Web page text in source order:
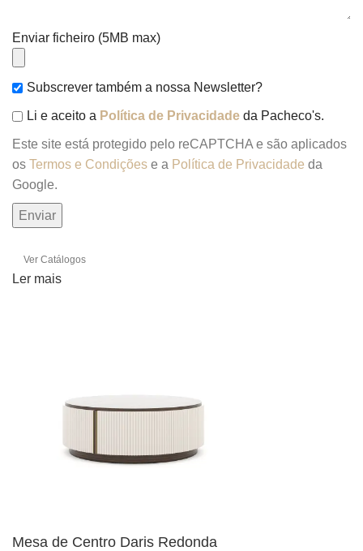
Enviar ficheiro (5MB max)
Subscrever também a nossa Newsletter?
Li e aceito a Política de Privacidade da Pacheco's.
Este site está protegido pelo reCAPTCHA e são aplicados
os Termos e Condições e a Política de Privacidade da
Google.
Ver Catálogos
Ler mais
Mesa de Centro Daris Redonda